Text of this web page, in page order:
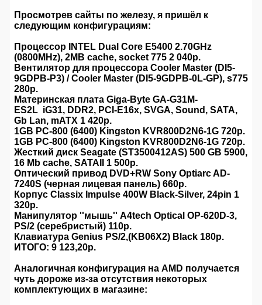
Просмотрев сайты по железу, я пришёл к
следующим конфигурациям:
Процессор INTEL Dual Core E5400 2.70GHz
(0800MHz), 2MB cache, socket 775 2 040р.
Вентилятор для процессора Cooler Master (DI5-
9GDPB-P3) / Cooler Master (DI5-9GDPB-0L-GP), s775
280р.
Материнская плата Giga-Byte GA-G31M-
ES2L iG31, DDR2, PCI-E16x, SVGA, Sound, SATA,
Gb Lan, mATX 1 420р.
1GB PC-800 (6400) Kingston KVR800D2N6-1G 720р.
1GB PC-800 (6400) Kingston KVR800D2N6-1G 720р.
Жесткий диск Seagate (ST3500412AS) 500 GB 5900,
16 Mb cache, SATAII 1 500р.
Оптический привод DVD+RW Sony Optiarc AD-
7240S (черная лицевая панель) 660р.
Корпус Classix Impulse 400W Black-Silver, 24pin 1
320р.
Манипулятор ''мышь'' A4tech Optical OP-620D-3,
PS/2 (серебристый) 110р.
Клавиатура Genius PS/2,(KB06X2) Black 180р.
ИТОГО: 9 123,20р.
Аналогичная конфигурация на AMD получается
чуть дороже из-за отсутствия некоторых
комплектующих в магазине: